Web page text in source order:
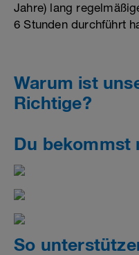
Jahre) lang
6 Stunden durchführt
Warum ist
Richtige?
Du bekommst
So